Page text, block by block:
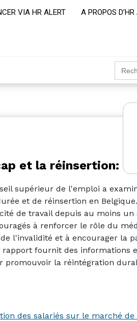
VIA HR ALERT A PROPOS
Search
for:
et la réinsertion:
supérieur de l'emploi a
et de réinsertion en
de travail depuis au moins
à renforcer le rôle du
l'invalidité et à encourager la
fournit des informations
promouvoir la réintégration
des salariés sur le marché de